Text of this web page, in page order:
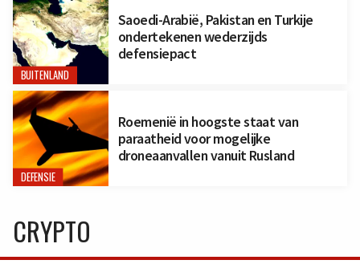
BUITENLAND
Saoedi-Arabië, Pakistan en Turkije
ondertekenen wederzijds
defensiepact
DEFENSIE
Roemenië in hoogste staat van
paraatheid voor mogelijke
droneaanvallen vanuit Rusland
CRYPTO